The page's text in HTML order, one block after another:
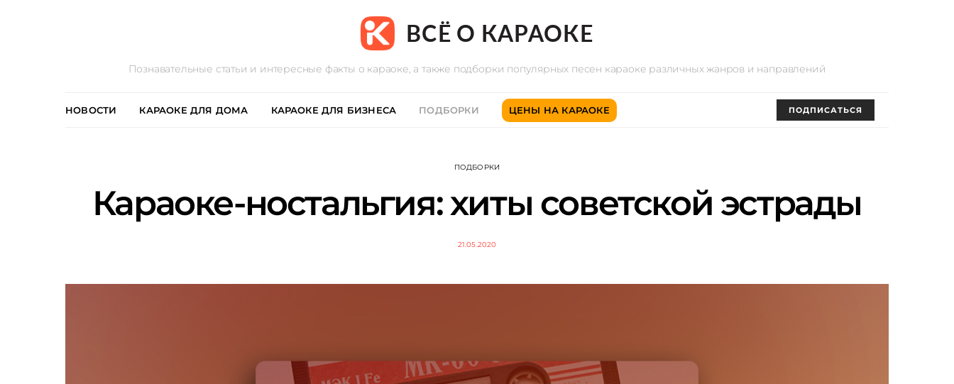
ВСЁ О КАРАОКЕ
Познавательные статьи и интересные факты о караоке, а также подборки популярных песен караоке различных жанров и направлений
НОВОСТИ КАРАОКЕ ДЛЯ ДОМА КАРАОКЕ ДЛЯ БИЗНЕСА ПОДБОРКИ ЦЕНЫ НА КАРАОКЕ ПОДПИСАТЬСЯ
ПОДБОРКИ
Караоке-ностальгия: хиты советской эстрады
21.05.2020